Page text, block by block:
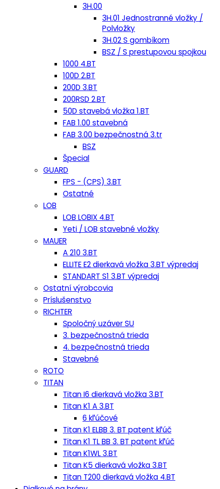
3H.00
3H.01 Jednostranné vložky /
Polvložky
3H.02 S gombíkom
BSZ / S prestupovou spojkou
1000 4.BT
100D 2.BT
200D 3.BT
200RSD 2.BT
50D stavebá vložka 1.BT
FAB 1.00 stavebná
FAB 3.00 bezpečnostná 3.tr
BSZ
Špecial
GUARD
FPS - (CPS) 3.BT
Ostatné
LOB
LOB LOBIX 4.BT
Yeti / LOB stavebné vložky
MAUER
A 210 3.BT
ELLITE E2 dierkavá vložka 3.BT výpredaj
STANDART S1 3.BT výpredaj
Ostatní výrobcovia
Príslušenstvo
RICHTER
Spoločný uzáver SU
3. bezpečnostná trieda
4. bezpečnostná trieda
Stavebné
ROTO
TITAN
Titan I6 dierkavá vložka 3.BT
Titan K1 A 3.BT
6 kľúčové
Titan K1 ELBB 3. BT patent kľúč
Titan K1 TL BB 3. BT patent kľúč
Titan K1WL 3.BT
Titan K5 dierkavá vložka 3.BT
Titan T200 dierkavá vložka 4.BT